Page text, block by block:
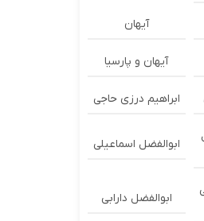
آیهان
آیهان و پارسیا
ابراهیم درزی حاجی
ابوالفضل اسماعیلی
ابوالفضل دارابی